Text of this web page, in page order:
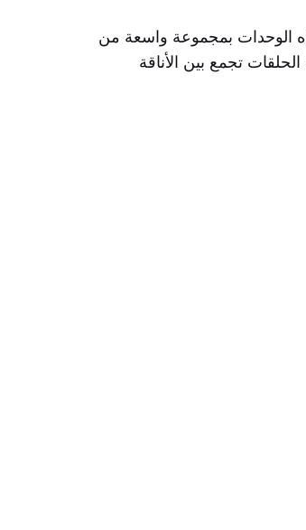
الوحدات بمجموعة واسعة من
تجمع بين الأناقة